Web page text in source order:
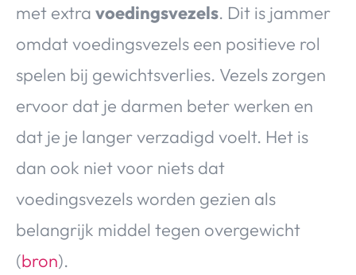
met extra voedingsvezels. Dit is jammer
omdat voedingsvezels een positieve rol
spelen bij gewichtsverlies. Vezels zorgen
ervoor dat je darmen beter werken en
dat je je langer verzadigd voelt. Het is
dan ook niet voor niets dat
voedingsvezels worden gezien als
belangrijk middel tegen overgewicht
(bron).